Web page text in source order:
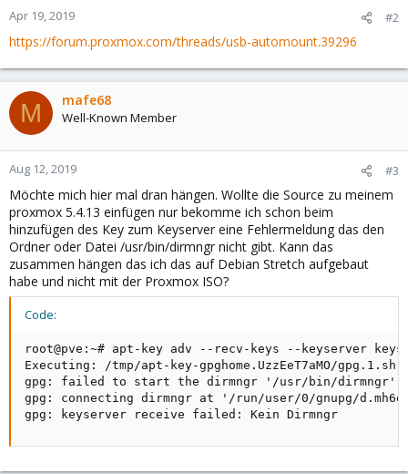
Apr 19, 2019 #2
https://forum.proxmox.com/threads/usb-automount.39296
M mafe68
Well-Known Member
Aug 12, 2019 #3
Möchte mich hier mal dran hängen. Wollte die Source zu meinem
proxmox 5.4.13 einfügen nur bekomme ich schon beim
hinzufügen des Key zum Keyserver eine Fehlermeldung das den
Ordner oder Datei /usr/bin/dirmngr nicht gibt. Kann das
zusammen hängen das ich das auf Debian Stretch aufgebaut
habe und nicht mit der Proxmox ISO?
Code:
root@pve:~# apt-key adv --recv-keys --keyserver
Executing: /tmp/apt-key-gpghome.UzzEeT7aMO/
gpg: failed to start the dirmngr '/usr/bin/dirmngr':
gpg: connecting dirmngr at '/run/user/0/gnupg/
gpg: keyserver receive failed: Kein Dirmngr